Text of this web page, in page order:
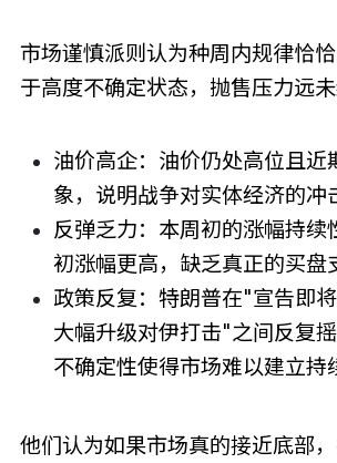
市场谨慎派则认为种周内规律恰
于高度不确定状态，抛售压力远未
油价高企：油价仍处高位且近
象，说明战争对实体经济的冲
反弹乏力：本周初的涨幅持续
初涨幅更高，缺乏真正的买盘
政策反复：特朗普在"宣告即
大幅升级对伊打击"之间反复
不确定性使得市场难以建立持
他们认为如果市场真的接近底部